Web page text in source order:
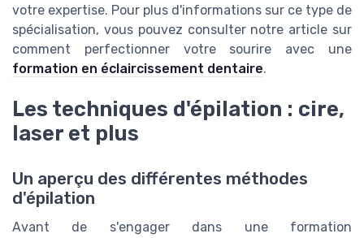
votre expertise. Pour plus d'informations sur ce type de
spécialisation, vous pouvez consulter notre article sur
comment perfectionner votre sourire avec une
formation en éclaircissement dentaire.
Les techniques d'épilation : cire,
laser et plus
Un aperçu des différentes méthodes
d'épilation
Avant de s'engager dans une formation